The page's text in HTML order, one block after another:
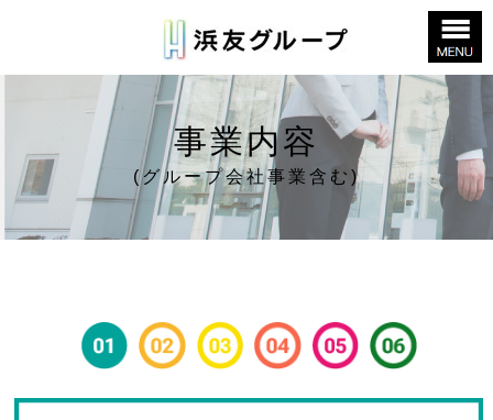
事業内容
(グループ会社事業含む)